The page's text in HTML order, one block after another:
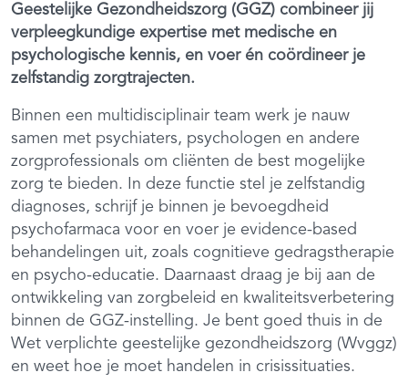
Geestelijke Gezondheidszorg (GGZ) combineer jij
verpleegkundige expertise met medische en
psychologische kennis, en voer én coördineer je
zelfstandig zorgtrajecten.
Binnen een multidisciplinair team werk je nauw
samen met psychiaters, psychologen en andere
zorgprofessionals om cliënten de best mogelijke
zorg te bieden. In deze functie stel je zelfstandig
diagnoses, schrijf je binnen je bevoegdheid
psychofarmaca voor en voer je evidence-based
behandelingen uit, zoals cognitieve gedragstherapie
en psycho-educatie. Daarnaast draag je bij aan de
ontwikkeling van zorgbeleid en kwaliteitsverbetering
binnen de GGZ-instelling. Je bent goed thuis in de
Wet verplichte geestelijke gezondheidszorg (Wvggz)
en weet hoe je moet handelen in crisissituaties.